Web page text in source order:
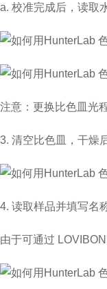
a. 校准完成后，读取
注意 ：更换比色皿 光
3. 清空比色皿 ，干燥
4. 读取样品并填写名
由于可通过